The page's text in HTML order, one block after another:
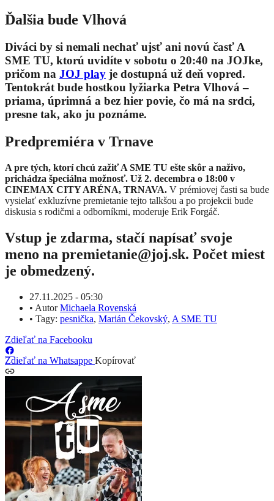
Ďalšia bude Vlhová
Diváci by si nemali nechať ujsť ani novú časť A
SME TU, ktorú uvidíte v sobotu o 20:40 na JOJke,
pričom na JOJ play je dostupná už deň vopred.
Tentokrát bude hostkou lyžiarka Petra Vlhová –
priama, úprimná a bez hier povie, čo má na srdci,
presne tak, ako ju poznáme.
Predpremiéra v Trnave
A pre tých, ktorí chcú zažiť A SME TU ešte skôr a naživo,
prichádza špeciálna možnosť. Už 2. decembra o 18:00 v
CINEMAX CITY ARÉNA, TRNAVA. V prémiovej časti sa bude
vysielať exkluzívne premietanie tejto talkšou a po projekcii bude
diskusia s rodičmi a odborníkmi, moderuje Erik Forgáč.
Vstup je zdarma, stačí napísať svoje
meno na premietanie@joj.sk. Počet miest
je obmedzený.
27.11.2025 - 05:30
• AutorMichaela Rovenská
• Tagy: pesnička, Marián Čekovský, A SME TU
Zdieľať na Facebooku
Zdieľať na Whatsappe Kopírovať